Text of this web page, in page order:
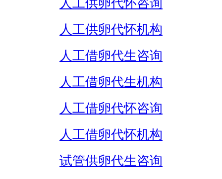
人工供卵代怀咨询
人工供卵代怀机构
人工借卵代生咨询
人工借卵代生机构
人工借卵代怀咨询
人工借卵代怀机构
试管供卵代生咨询